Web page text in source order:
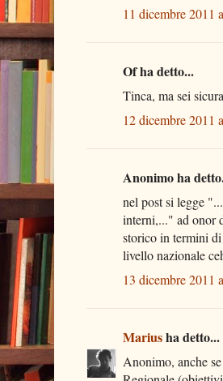
11 dicembre 2011
Of ha detto...
Tinca, ma sei
12 dicembre 2011
Anonimo ha
nel post si legge
interni,..." ad onor
storico in termini
livello nazionale
13 dicembre 2011
Mariusha detto...
Anonimo, anche